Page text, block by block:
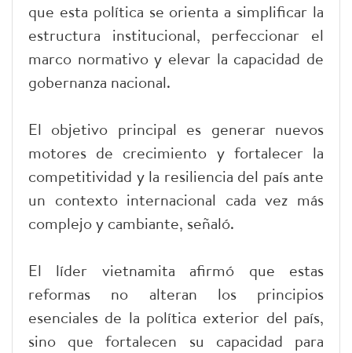
que esta política se orienta a simplificar la
estructura institucional, perfeccionar el
marco normativo y elevar la capacidad de
gobernanza nacional.
El objetivo principal es generar nuevos
motores de crecimiento y fortalecer la
competitividad y la resiliencia del país ante
un contexto internacional cada vez más
complejo y cambiante, señaló.
El líder vietnamita afirmó que estas
reformas no alteran los principios
esenciales de la política exterior del país,
sino que fortalecen su capacidad para